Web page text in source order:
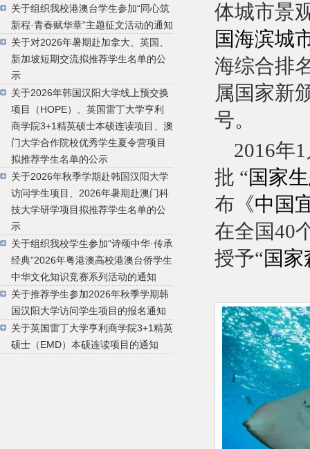
关于组织我校港澳台学生参加“同心筑
新程·青春赋华章”主题征文活动的通知
关于对2026年暑期赴加拿大、英国、
新加坡短期交流拟推荐学生名单的公
示
关于2026年韩国汉阳大学线上预交换
项目（HOPE）、英国雷丁大学亨利
商学院3+1精英硕士本硕连读项目、澳
门大学合作院校优秀学生夏令营项目
拟推荐学生名单的公示
关于2026年秋季学期赴韩国汉阳大学
访问学生项目、2026年暑期赴澳门科
技大学研学项目拟推荐学生名单的公
示
关于组织我校学生参加“诗颂中华·传承
经典”2026年粤港澳高校港澳台侨学生
中华文化知识竞赛系列活动的通知
关于推荐学生参加2026年秋季学期韩
国汉阳大学访问学生项目的报名通知
关于英国雷丁大学亨利商学院3+1精英
硕士（EMD）本硕连读项目的通知
体城市景
国海滨城
海综合排
属国家新
号。
2016年
批 “国家
布《中国
在全国40
授予“国